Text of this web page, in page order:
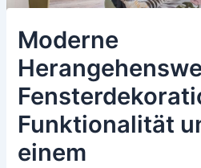
Moderne
Funktionalität
einem